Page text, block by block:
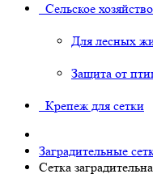
Сельское хозяйство
Для лесных
Защита от
Крепеж для сетки
Заградительные
Сетка